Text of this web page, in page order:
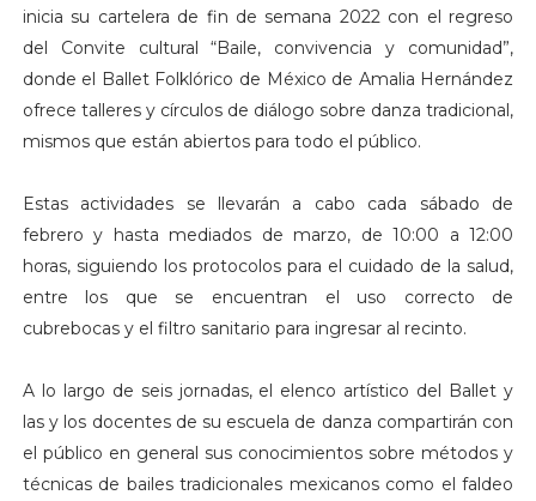
inicia su cartelera de fin de semana 2022 con el regreso
del Convite cultural “Baile, convivencia y comunidad”,
donde el Ballet Folklórico de México de Amalia Hernández
ofrece talleres y círculos de diálogo sobre danza tradicional,
mismos que están abiertos para todo el público.
Estas actividades se llevarán a cabo cada sábado de
febrero y hasta mediados de marzo, de 10:00 a 12:00
horas, siguiendo los protocolos para el cuidado de la salud,
entre los que se encuentran el uso correcto de
cubrebocas y el filtro sanitario para ingresar al recinto.
A lo largo de seis jornadas, el elenco artístico del Ballet y
las y los docentes de su escuela de danza compartirán con
el público en general sus conocimientos sobre métodos y
técnicas de bailes tradicionales mexicanos como el faldeo